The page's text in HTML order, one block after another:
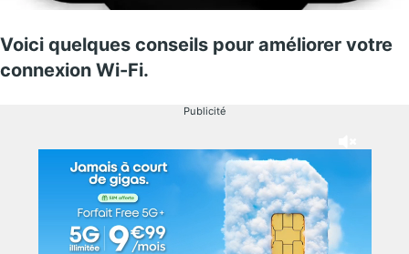
Voici quelques conseils pour améliorer votre
connexion Wi-Fi.
Publicité